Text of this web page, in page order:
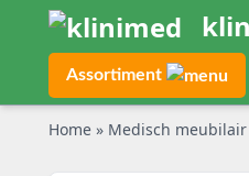
Assortiment
Home » Medisch meubilair